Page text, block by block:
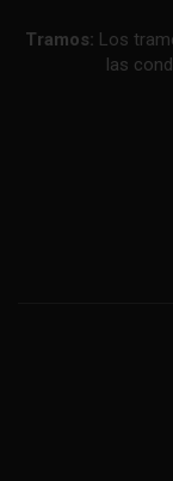
Tramos: Los
las